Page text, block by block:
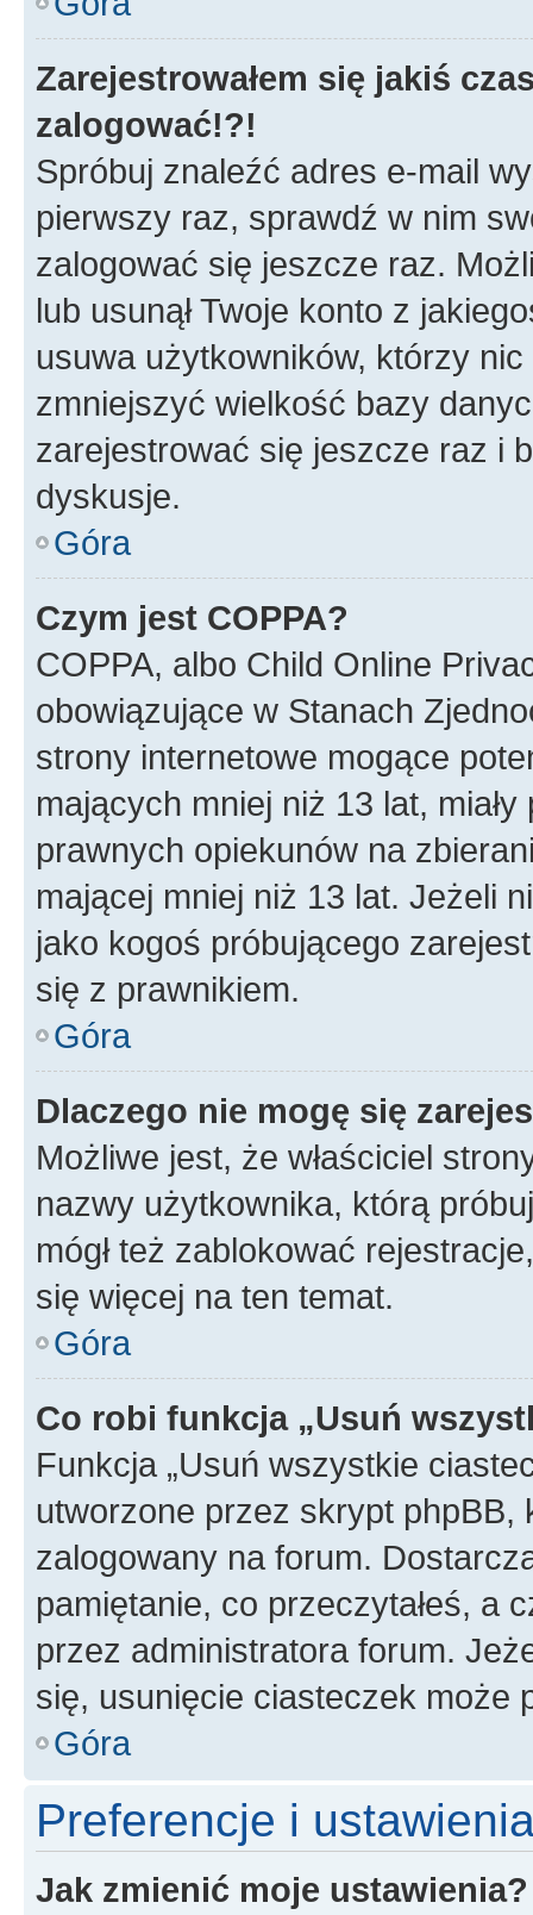
Zarejestrowałem się jakiś
zalogować!?!
Spróbuj znaleźć adres e-mail
pierwszy raz, sprawdź w nim
zalogować się jeszcze raz.
lub usunął Twoje konto z
usuwa użytkowników, którzy
zmniejszyć wielkość bazy
zarejestrować się jeszcze raz i
dyskusje.
Góra
Czym jest COPPA?
COPPA, albo Child Online
obowiązujące w Stanach
strony internetowe mogące
mających mniej niż 13 lat,
prawnych opiekunów na
mającej mniej niż 13 lat. Jeżeli
jako kogoś próbującego
się z prawnikiem.
Góra
Dlaczego nie mogę się
Możliwe jest, że właściciel
nazwy użytkownika, którą
mógł też zablokować
się więcej na ten temat.
Góra
Co robi funkcja „Usuń
Funkcja „Usuń wszystkie
utworzone przez skrypt
zalogowany na forum.
pamiętanie, co przeczytałeś, a
przez administratora forum.
się, usunięcie ciasteczek może
Góra
Preferencje i
Jak zmienić moje ustawienia?